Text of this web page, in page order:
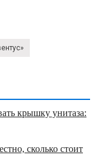
крышку унитаза:
сколько стоит